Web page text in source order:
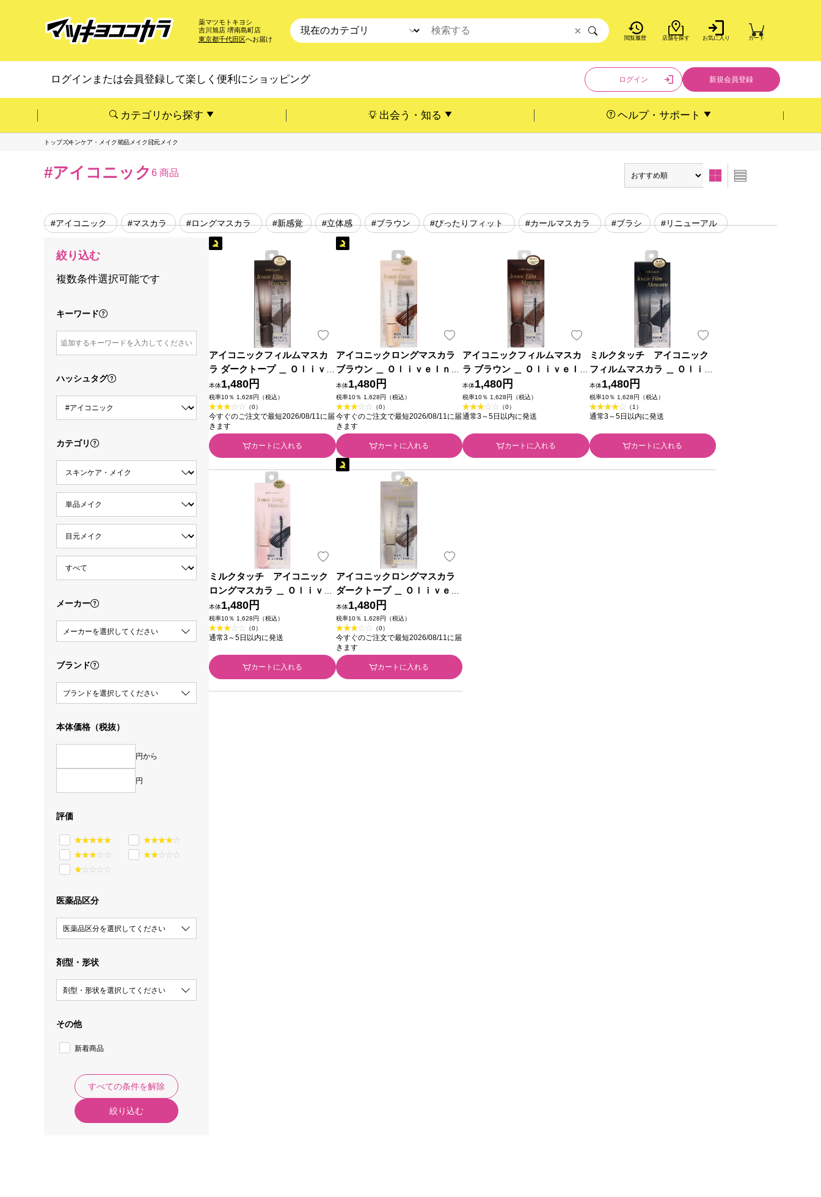
薬マツモトキヨシ
吉川旭店 堺南島町店
東京都千代田区へお届け 閲覧履歴 店舗を探す お気に入り カート
×
ログインまたは会員登録して楽しく便利にショッピング ログイン 新規会員登録
カテゴリから探す 出会う・知る ヘルプ・サポート
トップスキンケア・メイク単品メイク目元メイク
#アイコニック 6 商品
#アイコニック #マスカラ #ロングマスカラ #新感覚 #立体感 #ブラウン #ぴったりフィット #カールマスカラ #ブラシ #リニューアル
絞り込む
複数条件選択可能です
キーワード
ハッシュタグ
カテゴリ
メーカー
メーカーを選択してください
ブランド
ブランドを選択してください
本体価格（税抜）
円から
円
評価
医薬品区分
医薬品区分を選択してください
剤型・形状
剤型・形状を選択してください
その他
新着商品
すべての条件を解除
絞り込む
アイコニックフィルムマスカ
ラ ダークトープ ＿ Ｏｌｉｖｅ
Ｉｎｔｅｒｎａｔｉｏｎａｌ
本体1,480円
税率10％ 1,628円（税込）
（0）
今すぐのご注文で最短2026/08/11に届
きます
カートに入れる
アイコニックロングマスカラ
ブラウン ＿ ＯｌｉｖｅＩｎｔ
ｅｒｎａｔｉｏｎａｌ
本体1,480円
税率10％ 1,628円（税込）
（0）
今すぐのご注文で最短2026/08/11に届
きます
カートに入れる
アイコニックフィルムマスカ
ラ ブラウン ＿ ＯｌｉｖｅＩｎ
ｔｅｒｎａｔｉｏｎａｌ
本体1,480円
税率10％ 1,628円（税込）
（0）
通常3～5日以内に発送
カートに入れる
ミルクタッチ アイコニック
フィルムマスカラ ＿ Ｏｌｉｖ
ｅＩｎｔｅｒｎａｔｉｏｎａ
ｌ
本体1,480円
税率10％ 1,628円（税込）
（1）
通常3～5日以内に発送
カートに入れる
ミルクタッチ アイコニック
ロングマスカラ ＿ Ｏｌｉｖｅ
Ｉｎｔｅｒｎａｔｉｏｎａｌ
本体1,480円
税率10％ 1,628円（税込）
（0）
通常3～5日以内に発送
カートに入れる
アイコニックロングマスカラ
ダークトープ ＿ ＯｌｉｖｅＩ
ｎｔｅｒｎａｔｉｏｎａｌ
本体1,480円
税率10％ 1,628円（税込）
（0）
今すぐのご注文で最短2026/08/11に届
きます
カートに入れる